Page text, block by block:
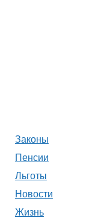
Законы
Пенсии
Льготы
Новости
Жизнь